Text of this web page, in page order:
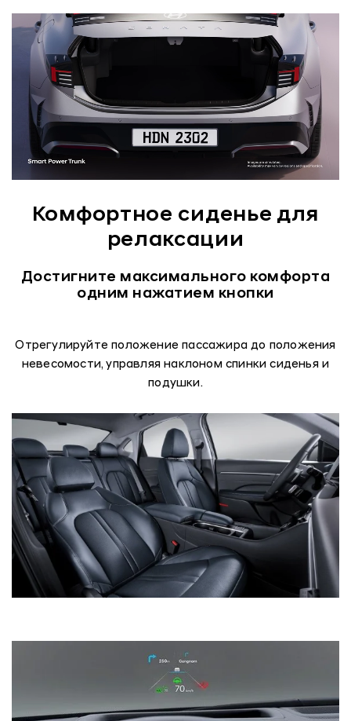
Комфортное сиденье для
релаксации
Достигните максимального комфорта
одним нажатием кнопки
Отрегулируйте положение пассажира до положения
невесомости, управляя наклоном спинки сиденья и
подушки.